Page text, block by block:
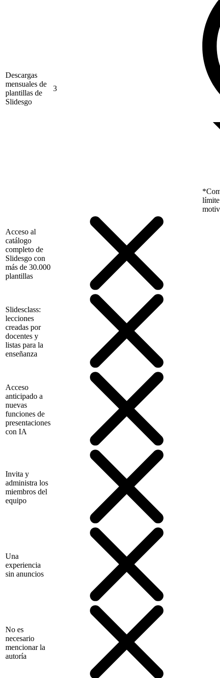
Descargas
mensuales de
plantillas de
Slidesgo
3
límite
Acceso al
catálogo
completo de
Slidesgo con
más de 30.000
plantillas
Slidesclass:
lecciones
creadas por
docentes y
listas para la
enseñanza
Acceso
anticipado a
nuevas
funciones de
presentaciones
con IA
Invita y
administra los
miembros del
equipo
Una
experiencia
sin anuncios
No es
necesario
mencionar la
autoría